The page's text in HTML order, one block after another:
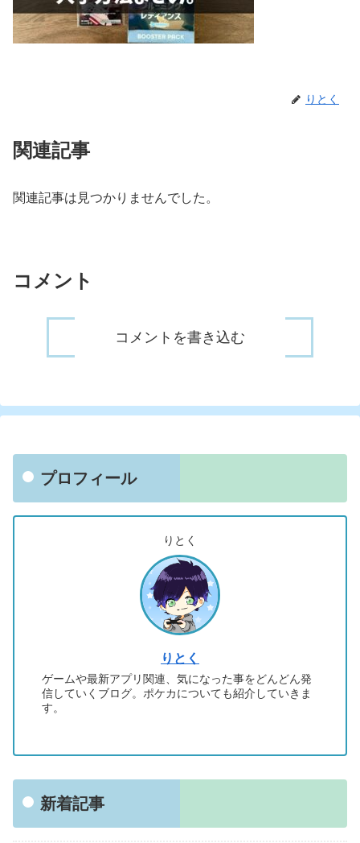
りとく
関連記事
関連記事は見つかりませんでした。
コメント
コメントを書き込む
プロフィール
りとく
りとく
ゲームや最新アプリ関連、気になった事をどんどん発
信していくブログ。ポケカについても紹介していきま
す。
新着記事